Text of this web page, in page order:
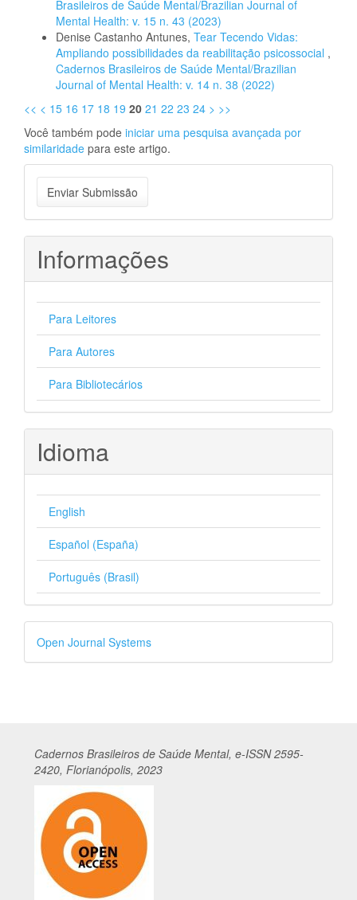
Brasileiros de Saúde Mental/Brazilian Journal of
Mental Health: v. 15 n. 43 (2023)
Denise Castanho Antunes, Tear Tecendo Vidas:
Ampliando possibilidades da reabilitação psicossocial ,
Cadernos Brasileiros de Saúde Mental/Brazilian
Journal of Mental Health: v. 14 n. 38 (2022)
<< < 15 16 17 18 19 20 21 22 23 24 > >>
Você também pode iniciar uma pesquisa avançada por
similaridade para este artigo.
Enviar
Submissão
Enviar Submissão
Informações
Para Leitores
Para Autores
Para Bibliotecários
Idioma
English
Español (España)
Português (Brasil)
Desenvolvido
por
Open Journal Systems
Cadernos Brasileiros de Saúde Mental, e-ISSN 2595-
2420, Florianópolis, 2023